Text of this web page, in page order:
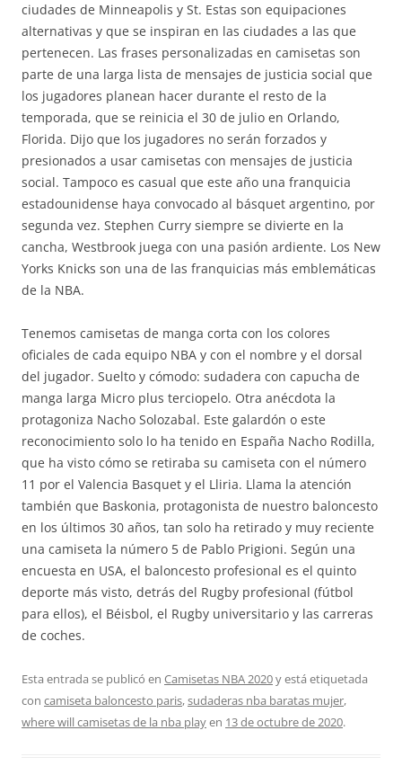
ciudades de Minneapolis y St. Estas son equipaciones
alternativas y que se inspiran en las ciudades a las que
pertenecen. Las frases personalizadas en camisetas son
parte de una larga lista de mensajes de justicia social que
los jugadores planean hacer durante el resto de la
temporada, que se reinicia el 30 de julio en Orlando,
Florida. Dijo que los jugadores no serán forzados y
presionados a usar camisetas con mensajes de justicia
social. Tampoco es casual que este año una franquicia
estadounidense haya convocado al básquet argentino, por
segunda vez. Stephen Curry siempre se divierte en la
cancha, Westbrook juega con una pasión ardiente. Los New
Yorks Knicks son una de las franquicias más emblemáticas
de la NBA.
Tenemos camisetas de manga corta con los colores
oficiales de cada equipo NBA y con el nombre y el dorsal
del jugador. Suelto y cómodo: sudadera con capucha de
manga larga Micro plus terciopelo. Otra anécdota la
protagoniza Nacho Solozabal. Este galardón o este
reconocimiento solo lo ha tenido en España Nacho Rodilla,
que ha visto cómo se retiraba su camiseta con el número
11 por el Valencia Basquet y el Lliria. Llama la atención
también que Baskonia, protagonista de nuestro baloncesto
en los últimos 30 años, tan solo ha retirado y muy reciente
una camiseta la número 5 de Pablo Prigioni. Según una
encuesta en USA, el baloncesto profesional es el quinto
deporte más visto, detrás del Rugby profesional (fútbol
para ellos), el Béisbol, el Rugby universitario y las carreras
de coches.
Esta entrada se publicó en Camisetas NBA 2020y está etiquetada
con camiseta baloncesto paris,sudaderas nba baratas mujer,
where will camisetas de la nba playen 13 de octubre de 2020.